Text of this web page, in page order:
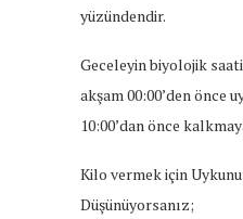
yüzündendir.
Geceleyin biyolojik
akşam 00:00’den önce
10:00’dan önce
Kilo vermek için
Düşünüyorsanız;